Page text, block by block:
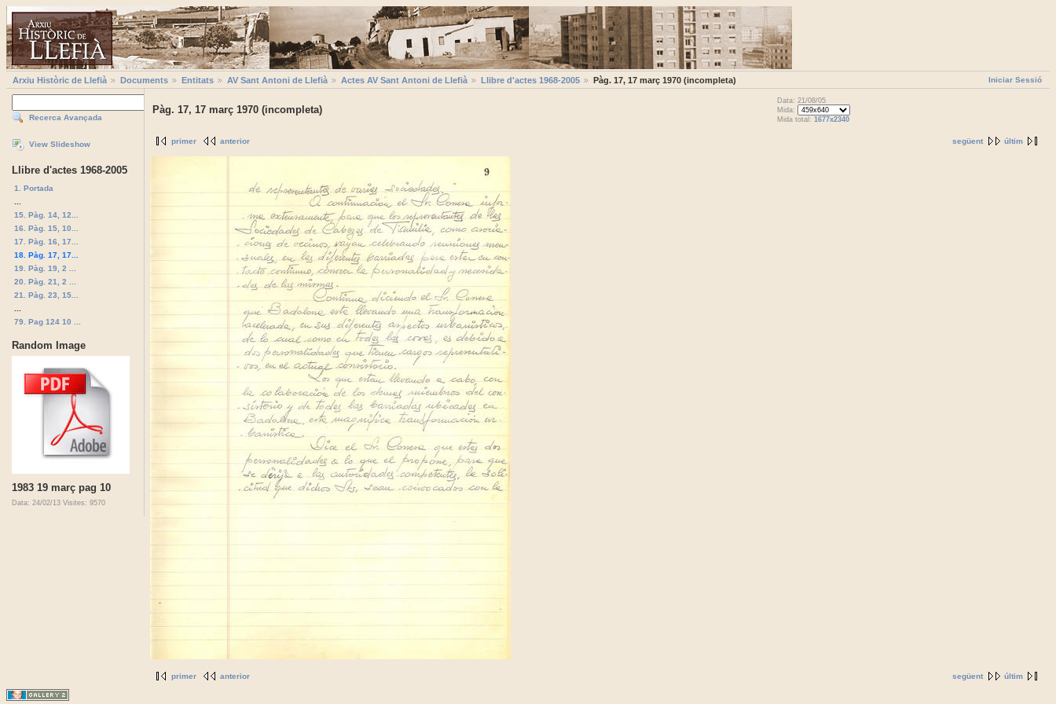
Iniciar Sessió
Arxiu Històric de Llefià Documents Entitats AV Sant Antoni de Llefià Actes AV Sant Antoni de Llefià Llibre d'actes 1968-2005 Pàg. 17, 17 març 1970 (incompleta)
Recerca Avançada
View Slideshow
Llibre d'actes 1968-2005
1. Portada
15. Pàg. 14, 12...
16. Pàg. 15, 10...
17. Pàg. 16, 17...
18. Pàg. 17, 17...
19. Pàg. 19, 2 ...
20. Pàg. 21, 2 ...
21. Pàg. 23, 15...
79. Pag 124 10 ...
Random Image
1983 19 març pag 10
Data: 24/02/13 Visites: 9570
Pàg. 17, 17 març 1970 (incompleta)
Data: 21/08/05
Mida:
Mida total: 1677x2340
següent últim
primer anterior
següent últim
primer anterior